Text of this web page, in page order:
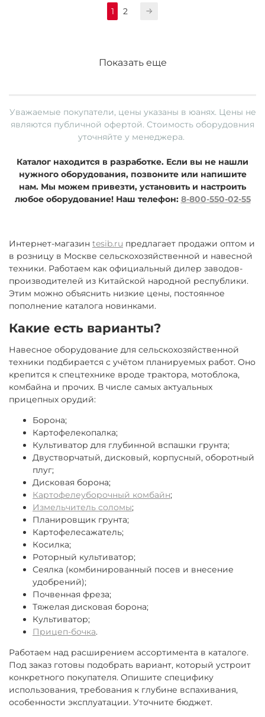
1 2
Показать еще
Уважаемые покупатели, цены указаны в юанях. Цены не
являются публичной офертой. Стоимость оборудовния
уточняйте у менеджера.
Каталог находится в разработке. Если вы не нашли
нужного оборудования, позвоните или напишите
нам. Мы можем привезти, установить и настроить
любое оборудование! Наш телефон: 8-800-550-02-55
Интернет-магазин tesib.ru предлагает продажи оптом и
в розницу в Москве сельскохозяйственной и навесной
техники. Работаем как официальный дилер заводов-
производителей из Китайской народной республики.
Этим можно объяснить низкие цены, постоянное
пополнение каталога новинками.
Какие есть варианты?
Навесное оборудование для сельскохозяйственной
техники подбирается с учётом планируемых работ. Оно
крепится к спецтехнике вроде трактора, мотоблока,
комбайна и прочих. В числе самых актуальных
прицепных орудий:
Борона;
Картофелекопалка;
Культиватор для глубинной вспашки грунта;
Двустворчатый, дисковый, корпусный, оборотный
плуг;
Дисковая борона;
Картофелеуборочный комбайн;
Измельчитель соломы;
Планировщик грунта;
Картофелесажатель;
Косилка;
Роторный культиватор;
Сеялка (комбинированный посев и внесение
удобрений);
Почвенная фреза;
Тяжелая дисковая борона;
Культиватор;
Прицеп-бочка.
Работаем над расширением ассортимента в каталоге.
Под заказ готовы подобрать вариант, который устроит
конкретного покупателя. Опишите специфику
использования, требования к глубине вспахивания,
особенности эксплуатации. Уточните бюджет.